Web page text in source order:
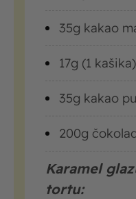
35g kakao
17g (1
35g kakao
200g
Karamel
tortu: